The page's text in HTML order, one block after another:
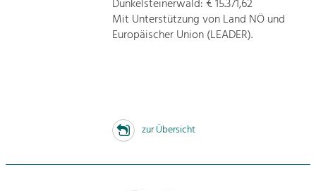
Dunkelsteinerwald: € 15.371,62
Mit Unterstützung von Land NÖ und
Europäischer Union (LEADER).
zur Übersicht